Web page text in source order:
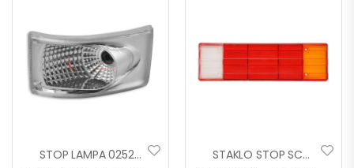
STOP LAMPA 0252 BIJELA STAKLO STOP SCHMITZ